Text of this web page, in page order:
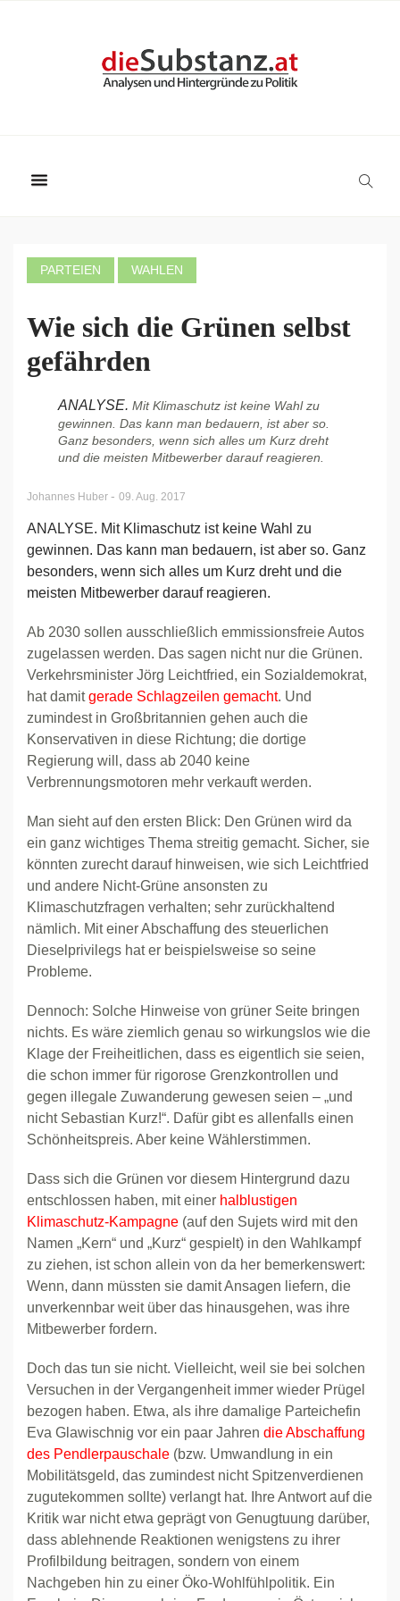
PARTEIEN WAHLEN
Wie sich die Grünen selbst
gefährden
ANALYSE. Mit Klimaschutz ist keine Wahl zu
gewinnen. Das kann man bedauern, ist aber so.
Ganz besonders, wenn sich alles um Kurz dreht
und die meisten Mitbewerber darauf reagieren.
Johannes Huber - 09. Aug. 2017
ANALYSE. Mit Klimaschutz ist keine Wahl zu
gewinnen. Das kann man bedauern, ist aber so. Ganz
besonders, wenn sich alles um Kurz dreht und die
meisten Mitbewerber darauf reagieren.
Ab 2030 sollen ausschließlich emmissionsfreie Autos
zugelassen werden. Das sagen nicht nur die Grünen.
Verkehrsminister Jörg Leichtfried, ein Sozialdemokrat,
hat damitgerade Schlagzeilen gemacht. Und
zumindest in Großbritannien gehen auch die
Konservativen in diese Richtung; die dortige
Regierung will, dass ab 2040 keine
Verbrennungsmotoren mehr verkauft werden.
Man sieht auf den ersten Blick: Den Grünen wird da
ein ganz wichtiges Thema streitig gemacht. Sicher, sie
könnten zurecht darauf hinweisen, wie sich Leichtfried
und andere Nicht-Grüne ansonsten zu
Klimaschutzfragen verhalten; sehr zurückhaltend
nämlich. Mit einer Abschaffung des steuerlichen
Dieselprivilegs hat er beispielsweise so seine
Probleme.
Dennoch: Solche Hinweise von grüner Seite bringen
nichts. Es wäre ziemlich genau so wirkungslos wie die
Klage der Freiheitlichen, dass es eigentlich sie seien,
die schon immer für rigorose Grenzkontrollen und
gegen illegale Zuwanderung gewesen seien – „und
nicht Sebastian Kurz!“. Dafür gibt es allenfalls einen
Schönheitspreis. Aber keine Wählerstimmen.
Dass sich die Grünen vor diesem Hintergrund dazu
entschlossen haben, mit einer halblustigen
Klimaschutz-Kampagne (auf den Sujets wird mit den
Namen „Kern“ und „Kurz“ gespielt) in den Wahlkampf
zu ziehen, ist schon allein von da her bemerkenswert:
Wenn, dann müssten sie damit Ansagen liefern, die
unverkennbar weit über das hinausgehen, was ihre
Mitbewerber fordern.
Doch das tun sie nicht. Vielleicht, weil sie bei solchen
Versuchen in der Vergangenheit immer wieder Prügel
bezogen haben. Etwa, als ihre damalige Parteichefin
Eva Glawischnig vor ein paar Jahren die Abschaffung
des Pendlerpauschale (bzw. Umwandlung in ein
Mobilitätsgeld, das zumindest nicht Spitzenverdienen
zugutekommen sollte) verlangt hat. Ihre Antwort auf die
Kritik war nicht etwa geprägt von Genugtuung darüber,
dass ablehnende Reaktionen wenigstens zu ihrer
Profilbildung beitragen, sondern von einem
Nachgeben hin zu einer Öko-Wohlfühlpolitik. Ein